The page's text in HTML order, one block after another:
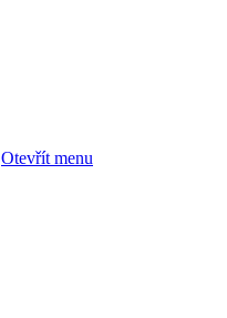
Otevřít menu